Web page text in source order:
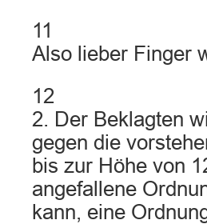
11
Also lieber Finger
12
2. Der Beklagten
gegen die
bis zur Höhe von
angefallene
kann, eine